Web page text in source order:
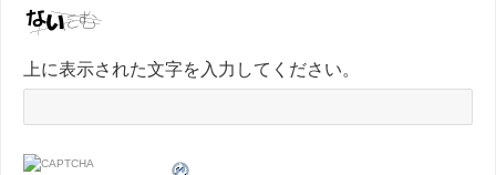
上に表示された文字を入力してください。